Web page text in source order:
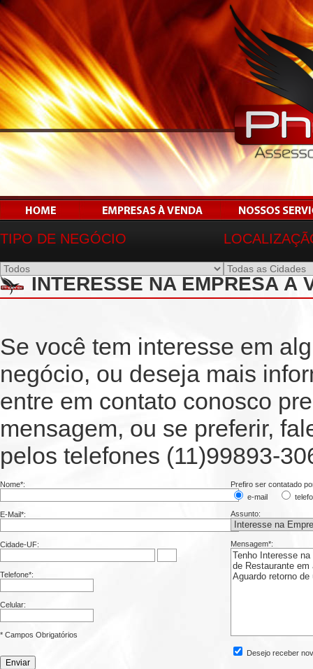
TIPO DE NEGÓCIO
INTERESSE NA EMPRESA À
RESTAURANTE EM
Se você tem interesse em
negócio, ou deseja mais
entre em contato conosco
mensagem, ou se preferir,
pelos telefones (11)99893-
Nome*:
E-Mail*:
Cidade-UF:
Telefone*:
Celular:
* Campos Obrigatórios
Prefiro ser contatado
e-mail
Assunto:
Mensagem*:
Desejo receber